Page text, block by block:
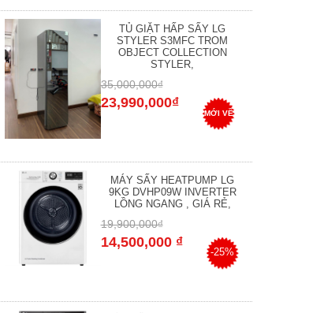
TỦ GIẶT HẤP SẤY LG
STYLER S3MFC TROM
OBJECT COLLECTION
STYLER,
35,000,000₫
23,990,000₫
MỚI VỀ
MÁY SẤY HEATPUMP LG
9KG DVHP09W INVERTER
LỒNG NGANG , GIÁ RẺ,
19,900,000₫
14,500,000 ₫
-25%